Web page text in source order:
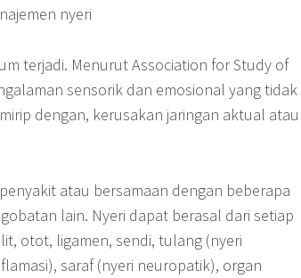
terjadi. Menurut Association for Study of
sensorik dan emosional yang tidak
dengan, kerusakan jaringan aktual atau
atau bersamaan dengan beberapa
lain. Nyeri dapat berasal dari setiap
otot, ligamen, sendi, tulang (nyeri
saraf (nyeri neuropatik), organ